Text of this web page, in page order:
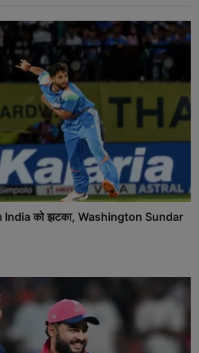
India को झटका, Washington Sundar